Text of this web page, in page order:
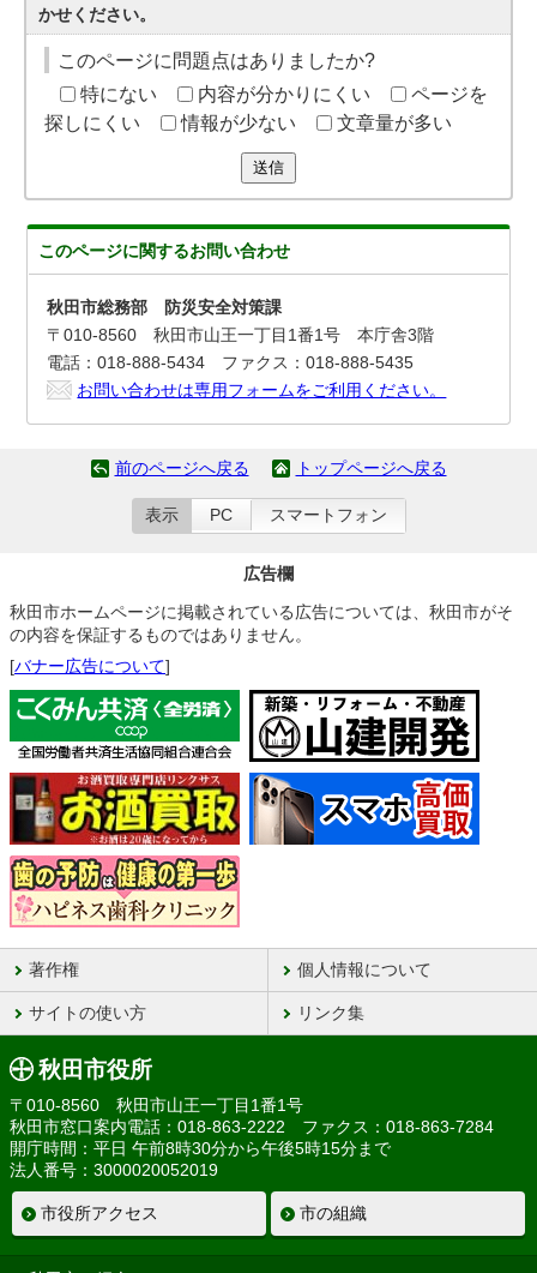
かせください。
このページに問題点はありましたか?
特にない
内容が分かりにくい
ページを
探しにくい
情報が少ない 文章量が多い
送信
このページに関するお問い合わせ
秋田市総務部 防災安全対策課
〒010-8560 秋田市山王一丁目1番1号 本庁舎3階
電話：018-888-5434 ファクス：018-888-5435
お問い合わせは専用フォームをご利用ください。
前のページへ戻る トップページへ戻る
表示 PC スマートフォン
広告欄
秋田市ホームページに掲載されている広告については、秋田市がそ
の内容を保証するものではありません。
[バナー広告について]
著作権 個人情報について
サイトの使い方 リンク集
秋田市役所
〒010-8560 秋田市山王一丁目1番1号
秋田市窓口案内電話：018-863-2222 ファクス：018-863-7284
開庁時間：平日 午前8時30分から午後5時15分まで
法人番号：3000020052019
市役所アクセス 市の組織